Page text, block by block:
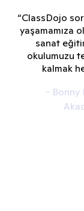
“ClassDojo
yaşamamıza
sanat
okulumuzu
kalmak
- Bonny